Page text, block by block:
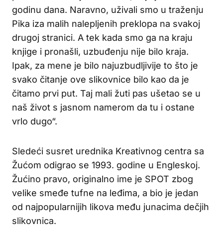
godinu dana. Naravno, uživali smo u traženju
Pika iza malih nalepljenih preklopa na svakoj
drugoj stranici. A tek kada smo ga na kraju
knjige i pronašli, uzbuđenju nije bilo kraja.
Ipak, za mene je bilo najuzbudljivije to što je
svako čitanje ove slikovnice bilo kao da je
čitamo prvi put. Taj mali žuti pas ušetao se u
naš život s jasnom namerom da tu i ostane
vrlo dugo“.
Sledeći susret urednika Kreativnog centra sa
Žućom odigrao se 1993. godine u Engleskoj.
Žućino pravo, originalno ime je SPOT zbog
velike smeđe tufne na leđima, a bio je jedan
od najpopularnijih likova među junacima dečjih
slikovnica.